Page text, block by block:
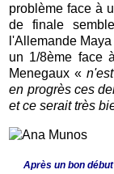
problème face à
de finale
l'Allemande
un 1/8ème face
Menegaux «
en progrès ces
et ce serait très
Après un bon